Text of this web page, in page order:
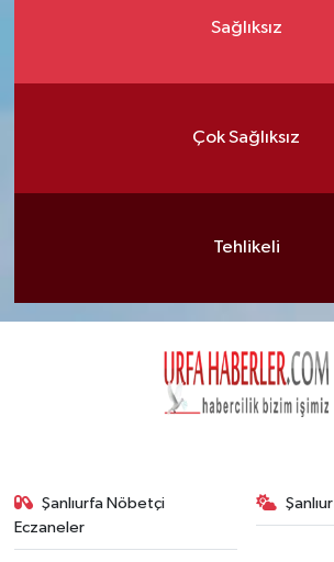
Sağlıksız
Çok Sağlıksız
Tehlikeli
Şanlıurfa Nöbetçi
Eczaneler